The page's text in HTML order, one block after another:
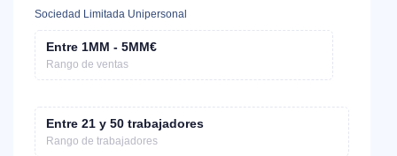
Sociedad Limitada Unipersonal
Entre 1MM - 5MM€
Rango de ventas
Entre 21 y 50 trabajadores
Rango de trabajadores